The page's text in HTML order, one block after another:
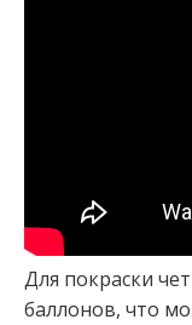
Для покраски
баллонов, что